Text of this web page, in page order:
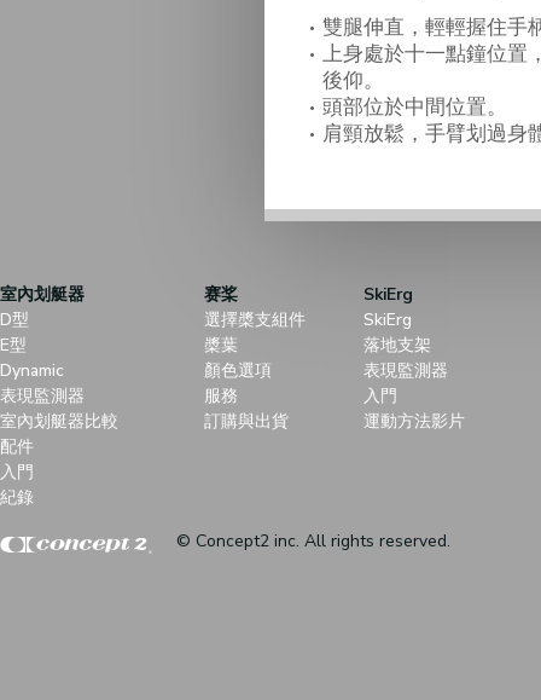
雙腿伸直，輕輕握住手
上身處於十一點鐘位置
後仰。
頭部位於中間位置。
肩頸放鬆，手臂划過身
室內划艇器
D型
E型
Dynamic
表現監測器
室內划艇器比較
配件
入門
紀錄
赛桨
選擇槳支組件
槳葉
顏色選項
服務
訂購與出貨
SkiErg
SkiErg
落地支架
表現監測器
入門
運動方法影片
© Concept2 inc. All rights reserved.